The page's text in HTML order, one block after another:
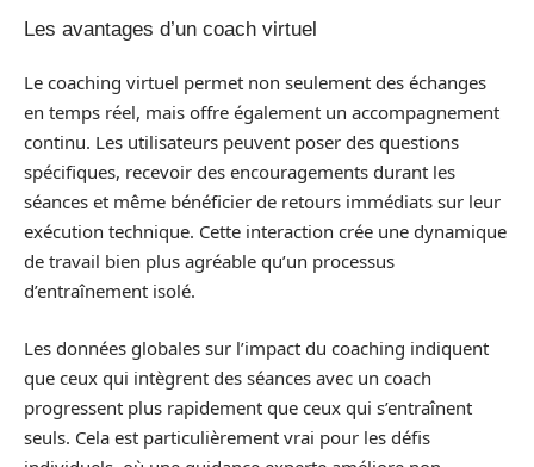
Les avantages d’un coach virtuel
Le coaching virtuel permet non seulement des échanges
en temps réel, mais offre également un accompagnement
continu. Les utilisateurs peuvent poser des questions
spécifiques, recevoir des encouragements durant les
séances et même bénéficier de retours immédiats sur leur
exécution technique. Cette interaction crée une dynamique
de travail bien plus agréable qu’un processus
d’entraînement isolé.
Les données globales sur l’impact du coaching indiquent
que ceux qui intègrent des séances avec un coach
progressent plus rapidement que ceux qui s’entraînent
seuls. Cela est particulièrement vrai pour les défis